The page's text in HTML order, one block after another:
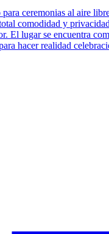
ceremonias al aire
comodidad y
El lugar se encuentra
hacer realidad